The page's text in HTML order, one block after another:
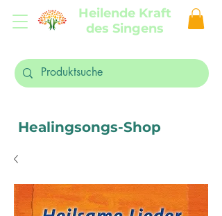
Heilende Kraft
des Singens
Healingsongs-Shop